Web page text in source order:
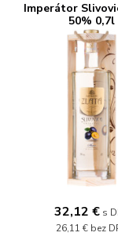
Imperátor
50% 0,7l
32,12 € s
26,11 € bez